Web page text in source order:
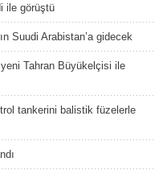
ile görüştü
Suudi Arabistan’a gidecek
yeni Tahran Büyükelçisi ile
tankerini balistik füzelerle